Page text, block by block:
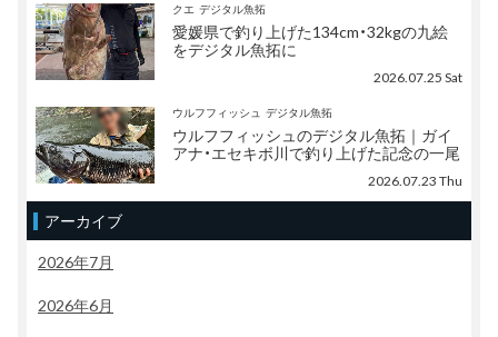
クエ デジタル魚拓
愛媛県で釣り上げた134cm・32kgの九絵
をデジタル魚拓に
2026.07.25 Sat
ウルフフィッシュ デジタル魚拓
ウルフフィッシュのデジタル魚拓｜ガイ
アナ・エセキボ川で釣り上げた記念の一尾
2026.07.23 Thu
アーカイブ
2026年7月
2026年6月